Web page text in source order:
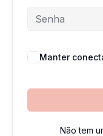
Manter
Não tem